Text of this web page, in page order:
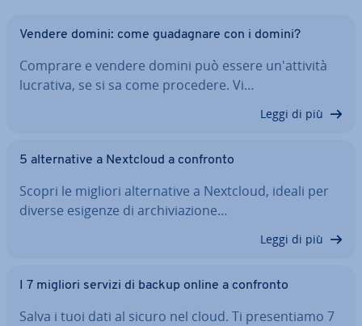
Vendere domini: come gua­da­gna­re con i domini?
Comprare e vendere domini può essere un'at­ti­vi­tà
lucrativa, se si sa come procedere. Vi…
Leggi di più
5 al­ter­na­ti­ve a Nextcloud a confronto
Scopri le migliori al­ter­na­ti­ve a Nextcloud, ideali per
diverse esigenze di ar­chi­via­zio­ne…
Leggi di più
I 7 migliori servizi di backup online a confronto
Salva i tuoi dati al sicuro nel cloud. Ti pre­sen­tia­mo 7